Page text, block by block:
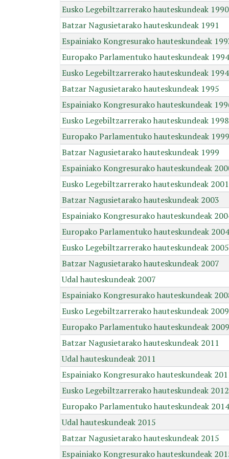
Eusko Legebiltzarrerako hauteskundeak 1990
Batzar Nagusietarako hauteskundeak 1991
Espainiako Kongresurako hauteskundeak
Europako Parlamentuko hauteskundeak 1994
Eusko Legebiltzarrerako hauteskundeak 1994
Batzar Nagusietarako hauteskundeak 1995
Espainiako Kongresurako hauteskundeak
Eusko Legebiltzarrerako hauteskundeak 1998
Europako Parlamentuko hauteskundeak 1999
Batzar Nagusietarako hauteskundeak 1999
Espainiako Kongresurako hauteskundeak
Eusko Legebiltzarrerako hauteskundeak 2001
Batzar Nagusietarako hauteskundeak 2003
Espainiako Kongresurako hauteskundeak
Europako Parlamentuko hauteskundeak 2004
Eusko Legebiltzarrerako hauteskundeak 2005
Batzar Nagusietarako hauteskundeak 2007
Udal hauteskundeak 2007
Espainiako Kongresurako hauteskundeak
Eusko Legebiltzarrerako hauteskundeak 2009
Europako Parlamentuko hauteskundeak 2009
Batzar Nagusietarako hauteskundeak 2011
Udal hauteskundeak 2011
Espainiako Kongresurako hauteskundeak
Eusko Legebiltzarrerako hauteskundeak 2012
Europako Parlamentuko hauteskundeak 2014
Udal hauteskundeak 2015
Batzar Nagusietarako hauteskundeak 2015
Espainiako Kongresurako hauteskundeak